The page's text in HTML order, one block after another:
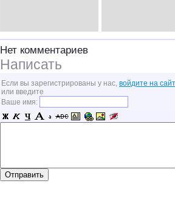
Нет комментариев
Написать
Если вы зарегистрированы у нас, войдите на сайт
или введите
Ваше имя: